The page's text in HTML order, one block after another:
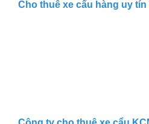
Cho thuê xe cẩu hàng uy tín